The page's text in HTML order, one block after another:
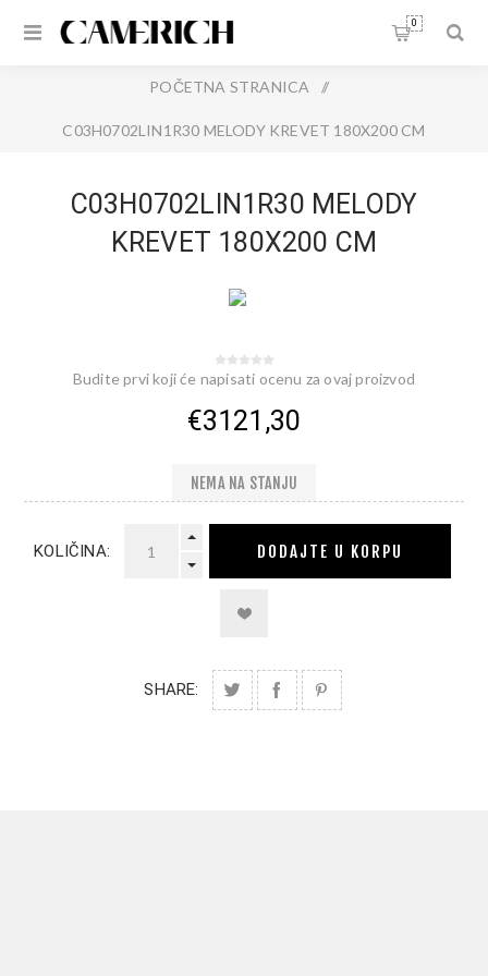
0
POČETNA STRANICA /
C03H0702LIN1R30 MELODY KREVET 180X200 CM
C03H0702LIN1R30 MELODY
KREVET 180X200 CM
LINEAR01/RS30
Budite prvi koji će napisati ocenu za ovaj proizvod
€3121,30
NEMA NA STANJU
KOLIČINA: DODAJTE U KORPU
SHARE: